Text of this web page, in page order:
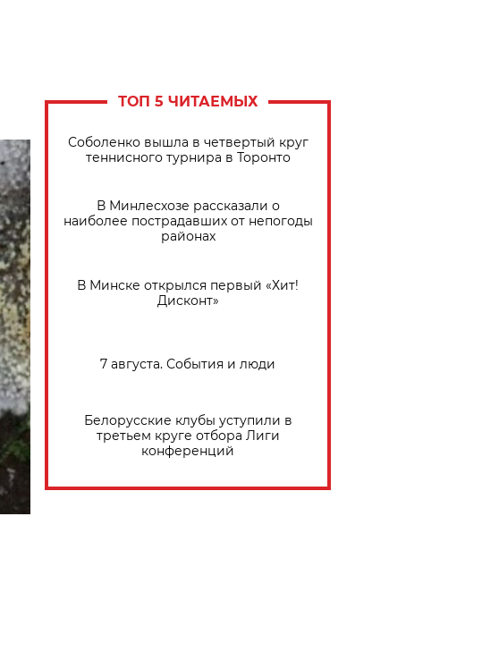
ТОП 5 ЧИТАЕМЫХ
Соболенко вышла в четвертый круг
теннисного турнира в Торонто
В Минлесхозе рассказали о
наиболее пострадавших от непогоды
районах
В Минске открылся первый «Хит!
Дисконт»
7 августа. События и люди
Белорусские клубы уступили в
третьем круге отбора Лиги
конференций